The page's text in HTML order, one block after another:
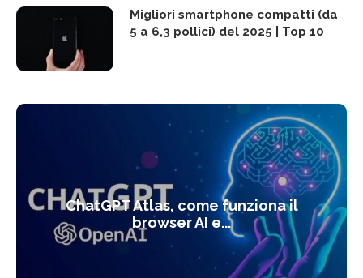
Migliori smartphone compatti (da
5 a 6,3 pollici) del 2025 | Top 10
ChatGPT Atlas, come funziona il
browser AI e...